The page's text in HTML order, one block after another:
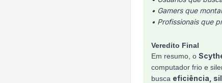
• Gamers que
• Profissionais que
Veredito Final
Em resumo, o
computador frio e
busca eficiência,